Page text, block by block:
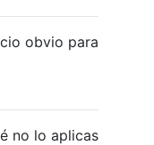
obvio para
no lo aplicas